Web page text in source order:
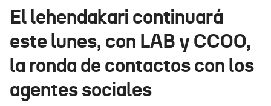
Ikusmiran
Eguraldia
El lehendakari continuará
este lunes, con LAB y CCOO,
la ronda de contactos con los
agentes sociales